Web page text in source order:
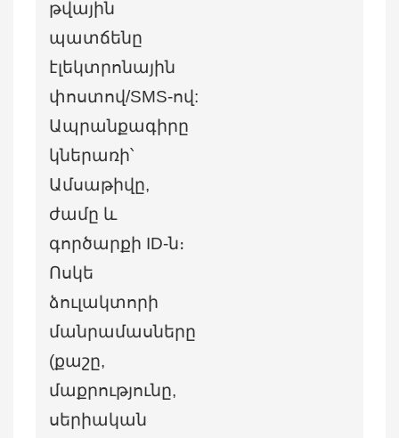
թվային
պատճենը
էլեկտրոնային
փոստով/SMS-ով:
Ապրանքագիրը
կներառի՝
Ամսաթիվը,
ժամը և
գործարքի ID-ն։
Ոսկե
ձուլակտորի
մանրամասները
(քաշը,
մաքրությունը,
սերիական